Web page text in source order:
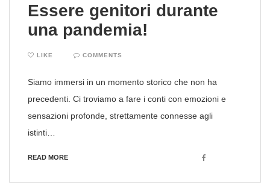
Essere genitori durante
una pandemia!
LIKE COMMENTS
Siamo immersi in un momento storico che non ha
precedenti. Ci troviamo a fare i conti con emozioni e
sensazioni profonde, strettamente connesse agli
istinti…
READ MORE Facebook